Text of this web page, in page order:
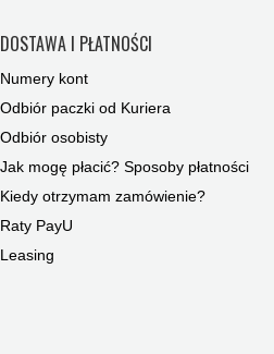
DOSTAWA I PŁATNOŚCI
Numery kont
Odbiór paczki od Kuriera
Odbiór osobisty
Jak mogę płacić? Sposoby płatności
Kiedy otrzymam zamówienie?
Raty PayU
Leasing